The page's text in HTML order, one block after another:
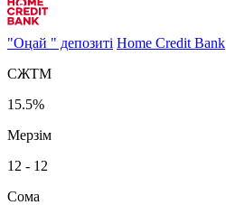
"Оңай " депозиті Home Credit Bank
СЖТМ
15.5%
Мерзім
12 - 12
Сома